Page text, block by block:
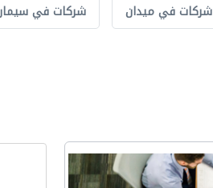
شركات في شركات في ميدان